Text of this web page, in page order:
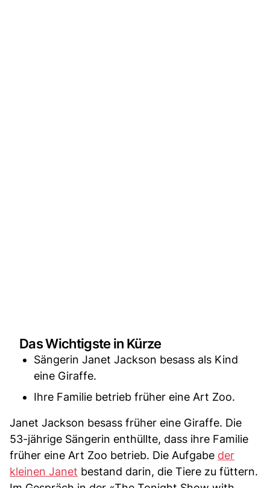
Das Wichtigste in Kürze
Sängerin Janet Jackson besass als Kind
eine Giraffe.
Ihre Familie betrieb früher eine Art Zoo.
Janet Jackson besass früher eine Giraffe. Die
53-jährige Sängerin enthüllte, dass ihre Familie
früher eine Art Zoo betrieb. Die Aufgabe der
kleinen Janet bestand darin, die Tiere zu füttern.